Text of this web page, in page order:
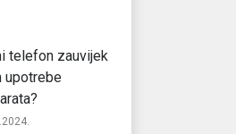
telefon zauvijek
upotrebe